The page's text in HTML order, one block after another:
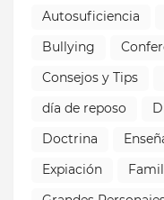
Autosuficiencia
Bullying
Consejos y Tips
día de reposo
Doctrina
Expiación